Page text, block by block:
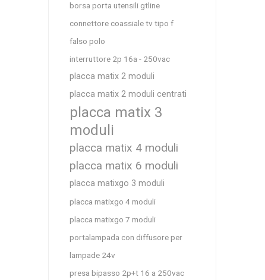
borsa porta utensili gtline
connettore coassiale tv tipo f
falso polo
interruttore 2p 16a - 250vac
placca matix 2 moduli
placca matix 2 moduli centrati
placca matix 3
moduli
placca matix 4 moduli
placca matix 6 moduli
placca matixgo 3 moduli
placca matixgo 4 moduli
placca matixgo 7 moduli
portalampada con diffusore per
lampade 24v
presa bipasso 2p+t 16 a 250vac